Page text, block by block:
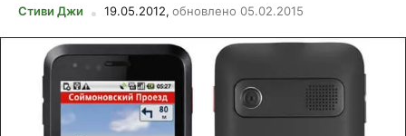
Стиви Джи 19.05.2012, обновлено 05.02.2015